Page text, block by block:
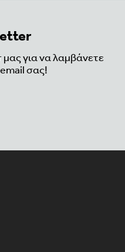
για να λαμβάνετε
email σας!